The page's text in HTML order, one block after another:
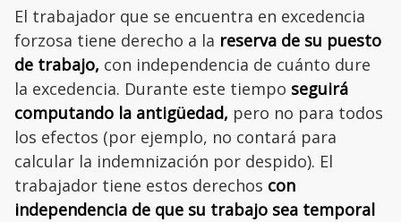
El trabajador que se encuentra en excedencia
forzosa tiene derecho a la reserva de su puesto
de trabajo, con independencia de cuánto dure
la excedencia. Durante este tiempo seguirá
computando la antigüedad, pero no para todos
los efectos (por ejemplo, no contará para
calcular la indemnización por despido). El
trabajador tiene estos derechos con
independencia de que su trabajo sea temporal